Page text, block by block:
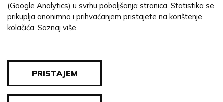
Lenta vremena
Genealogija
(Google Analytics) u svrhu poboljšanja stranica. Statistika se
prikuplja anonimno i prihvaćanjem pristajete na korištenje
kolačića. Saznaj više
PRISTAJEM